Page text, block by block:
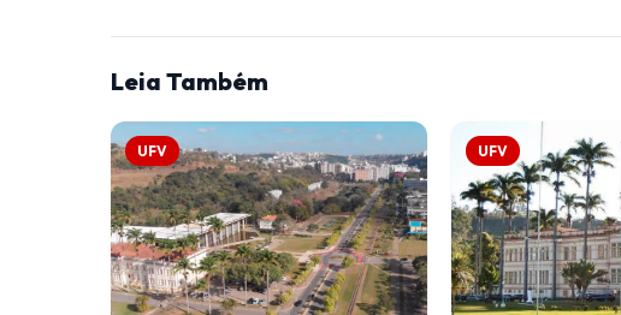
Leia Também
UFV UFV